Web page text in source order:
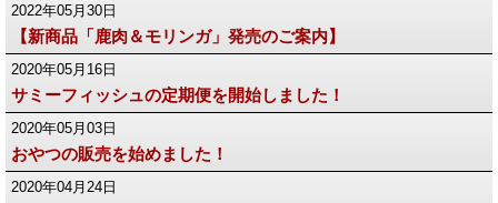
2022年05月30日
【新商品「鹿肉＆モリンガ」発売のご案内】
2020年05月16日
サミーフィッシュの定期便を開始しました！
2020年05月03日
おやつの販売を始めました！
2020年04月24日